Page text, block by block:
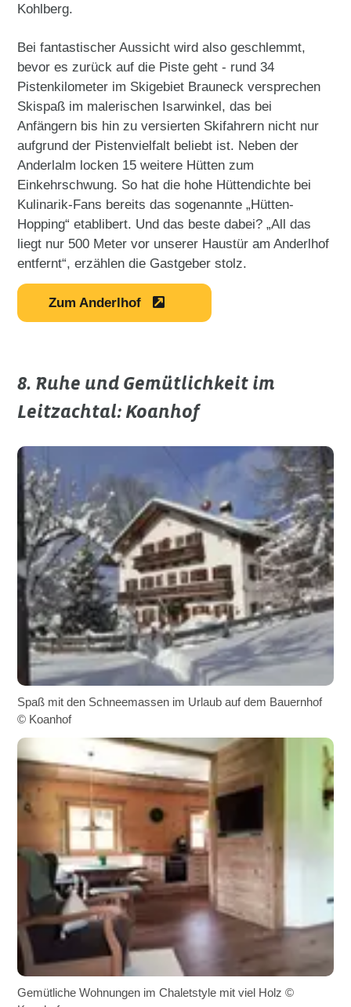
Kohlberg.
Bei fantastischer Aussicht wird also geschlemmt,
bevor es zurück auf die Piste geht - rund 34
Pistenkilometer im Skigebiet Brauneck versprechen
Skispaß im malerischen Isarwinkel, das bei
Anfängern bis hin zu versierten Skifahrern nicht nur
aufgrund der Pistenvielfalt beliebt ist. Neben der
Anderlalm locken 15 weitere Hütten zum
Einkehrschwung. So hat die hohe Hüttendichte bei
Kulinarik-Fans bereits das sogenannte „Hütten-
Hopping“ etablibert. Und das beste dabei? „All das
liegt nur 500 Meter vor unserer Haustür am Anderlhof
entfernt“, erzählen die Gastgeber stolz.
Zum Anderlhof
8. Ruhe und Gemütlichkeit im
Leitzachtal: Koanhof
Spaß mit den Schneemassen im Urlaub auf dem Bauernhof
© Koanhof
Gemütliche Wohnungen im Chaletstyle mit viel Holz ©